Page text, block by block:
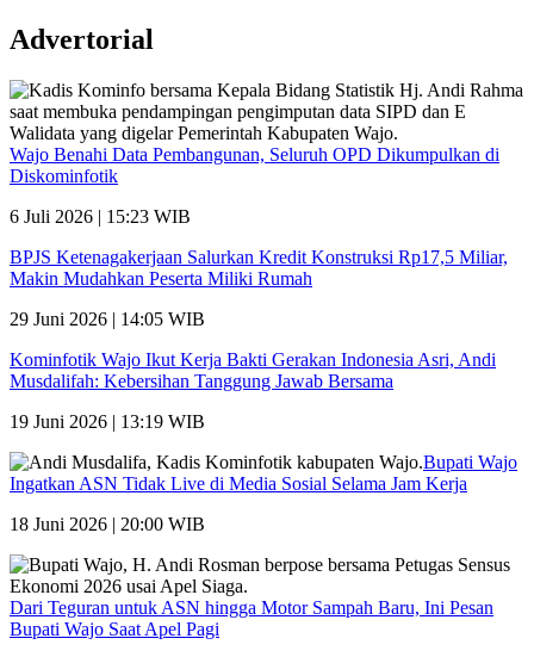
Advertorial
Wajo Benahi Data Pembangunan, Seluruh OPD Dikumpulkan di
Diskominfotik
6 Juli 2026 | 15:23 WIB
BPJS Ketenagakerjaan Salurkan Kredit Konstruksi Rp17,5 Miliar,
Makin Mudahkan Peserta Miliki Rumah
29 Juni 2026 | 14:05 WIB
Kominfotik Wajo Ikut Kerja Bakti Gerakan Indonesia Asri, Andi
Musdalifah: Kebersihan Tanggung Jawab Bersama
19 Juni 2026 | 13:19 WIB
Bupati Wajo
Ingatkan ASN Tidak Live di Media Sosial Selama Jam Kerja
18 Juni 2026 | 20:00 WIB
Dari Teguran untuk ASN hingga Motor Sampah Baru, Ini Pesan
Bupati Wajo Saat Apel Pagi